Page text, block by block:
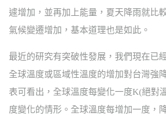
遽增加，並再加上能量，夏天降雨就比
氣候變遷增加，基本道理也是如此。
最近的研究有突破性發展，我們現在已
全球溫度或區域性溫度的增加對台灣強
表可看出，全球溫度每變化一度K(絕對
度變化的情形。全球溫度每增加一度，